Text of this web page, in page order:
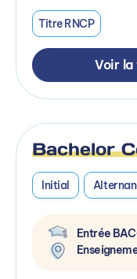
Titre RNCP
Voir
Bachelor
Initial
Entrée